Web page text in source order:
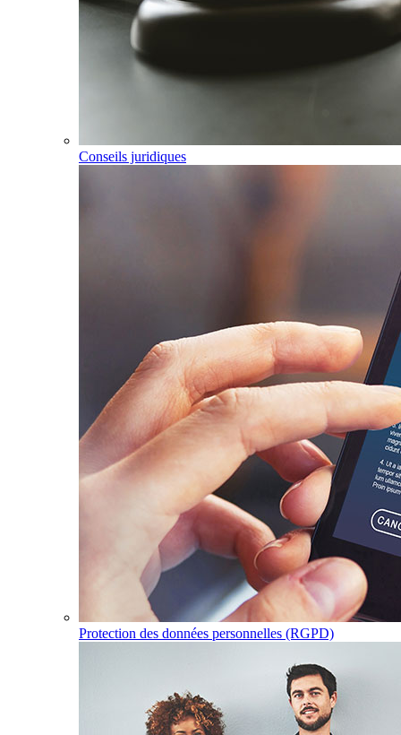
Conseils juridiques
Protection des données personnelles (RGPD)